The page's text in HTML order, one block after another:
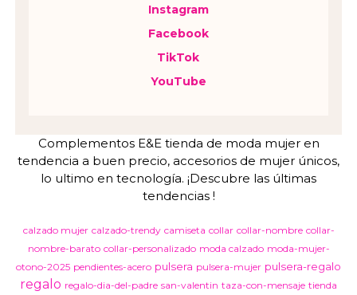
Instagram
Facebook
TikTok
YouTube
Complementos E&E tienda de moda mujer en
tendencia a buen precio, accesorios de mujer únicos,
lo ultimo en tecnología. ¡Descubre las últimas
tendencias !
calzado mujer calzado-trendy camiseta collar collar-nombre collar-
nombre-barato collar-personalizado moda calzado moda-mujer-
otono-2025 pendientes-acero pulsera pulsera-mujer pulsera-regalo
regalo regalo-dia-del-padre san-valentin taza-con-mensaje tienda